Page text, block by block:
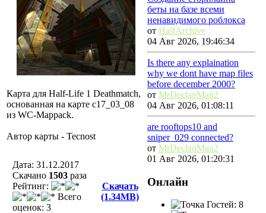
Карта для Half-Life 1 Deathmatch,
основанная на карте c17_03_08
из WC-Mappack.
Автор карты - Tecnost
Дата: 31.12.2017
Скачано 1503 разa
Рейтинг:
Всего
оценок: 3
Скачать
(1.34MB)
беты на базе всеми
ненавидимого роблокса
от HalfArchive
04 Авг 2026, 19:46:34
Is there any explaination
why we dont have map files
before december 2000?
от MrDeclanMan2
04 Авг 2026, 01:08:11
are rooftops10 and
sniper_029 connected?
от MrDeclanMan2
01 Авг 2026, 01:20:31
Онлайн
Гостей: 8